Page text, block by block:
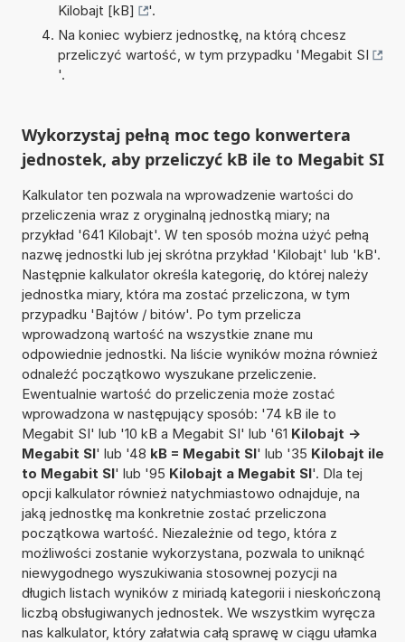
Kilobajt [kB]
'.
Na koniec wybierz jednostkę, na którą chcesz
przeliczyć wartość, w tym przypadku 'Megabit SI
'.
Wykorzystaj pełną moc tego konwertera
jednostek, aby przeliczyć kB ile to Megabit SI
Kalkulator ten pozwala na wprowadzenie wartości do
przeliczenia wraz z oryginalną jednostką miary; na
przykład '641 Kilobajt'. W ten sposób można użyć pełną
nazwę jednostki lub jej skrótna przykład 'Kilobajt' lub 'kB'.
Następnie kalkulator określa kategorię, do której należy
jednostka miary, która ma zostać przeliczona, w tym
przypadku 'Bajtów / bitów'. Po tym przelicza
wprowadzoną wartość na wszystkie znane mu
odpowiednie jednostki. Na liście wyników można również
odnaleźć początkowo wyszukane przeliczenie.
Ewentualnie wartość do przeliczenia może zostać
wprowadzona w następujący sposób: '74 kB ile to
Megabit SI' lub '10 kB a Megabit SI' lub '61 Kilobajt ->
Megabit SI' lub '48 kB = Megabit SI' lub '35 Kilobajt ile
to Megabit SI' lub '95 Kilobajt a Megabit SI'. Dla tej
opcji kalkulator również natychmiastowo odnajduje, na
jaką jednostkę ma konkretnie zostać przeliczona
początkowa wartość. Niezależnie od tego, która z
możliwości zostanie wykorzystana, pozwala to uniknąć
niewygodnego wyszukiwania stosownej pozycji na
długich listach wyników z miriadą kategorii i nieskończoną
liczbą obsługiwanych jednostek. We wszystkim wyręcza
nas kalkulator, który załatwia całą sprawę w ciągu ułamka